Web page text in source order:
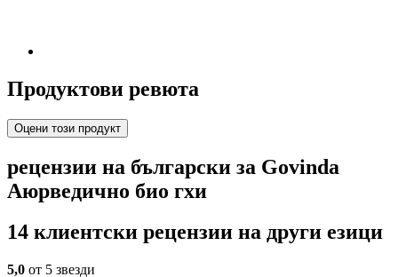
Продуктови ревюта
Оцени този продукт
рецензии на български за Govinda
Аюрведично био гхи
14 клиентски рецензии на други езици
5,0 от 5 звезди